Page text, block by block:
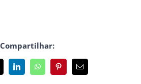
Compartilhar:
LinkedInWhatsAppPinterest
E-
mail